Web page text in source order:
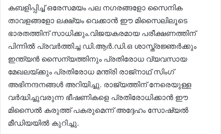
കബളിപ്പിച്ച് ഒരേസമയം പല നഗരങ്ങളോ സൈനിക
താവളങ്ങളോ ലക്ഷ്യം വെക്കാൻ ഈ മിസൈലിലൂടെ
ഭാരതത്തിന് സാധിക്കും.വിജയകരമായ പരീക്ഷണത്തിന്
പിന്നിൽ പ്രവർത്തിച്ച ഡി.ആർ.ഡി.ഒ ശാസ്ത്രജ്ഞർക്കും
ഇന്ത്യൻ സൈന്യത്തിനും പ്രതിരോധ വ്യവസായ
മേഖലയ്‌ക്കും പ്രതിരോധ മന്ത്രി രാജ്‌നാഥ് സിംഗ്
അഭിനന്ദനങ്ങൾ അറിയിച്ചു. രാജ്യത്തിന് നേരെയുള്ള
വർദ്ധിച്ചുവരുന്ന ഭീഷണികളെ പ്രതിരോധിക്കാൻ ഈ
മിസൈൽ കരുത്ത് പകരുമെന്ന് അദ്ദേഹം സോഷ്യൽ
മീഡിയയിൽ കുറിച്ചു.